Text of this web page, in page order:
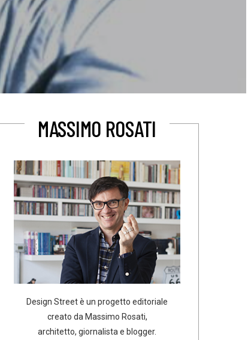
MASSIMO ROSATI
Design Street è un progetto editoriale
creato da Massimo Rosati,
architetto, giornalista e blogger.